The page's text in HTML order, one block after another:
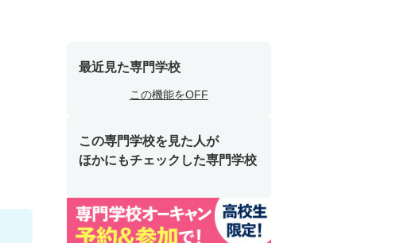
最近見た専門学校
この機能をOFF
この専門学校を見た人が
ほかにもチェックした専門学校